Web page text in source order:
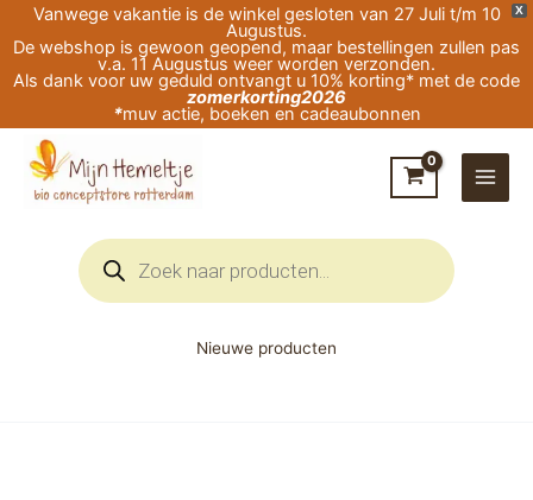
X
Vanwege vakantie is de winkel gesloten van 27 Juli t/m 10
Augustus.
De webshop is gewoon geopend, maar bestellingen zullen pas
v.a. 11 Augustus weer worden verzonden.
Als dank voor uw geduld ontvangt u 10% korting* met de code
zomerkorting2026
*muv actie, boeken en cadeaubonnen
naar
de
Producten
zoeken
Nieuwe producten